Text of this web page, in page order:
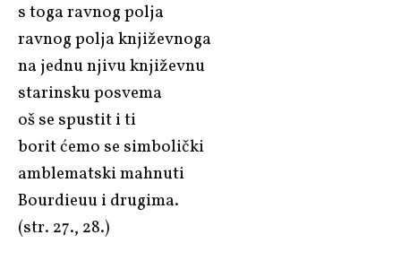
s toga ravnog polja
ravnog polja književnoga
na jednu njivu književnu
starinsku posvema
oš se spustit i ti
borit ćemo se simbolički
amblematski mahnuti
Bourdieuu i drugima.
(str. 27., 28.)